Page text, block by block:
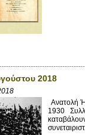
2018
Ανατολή
1930